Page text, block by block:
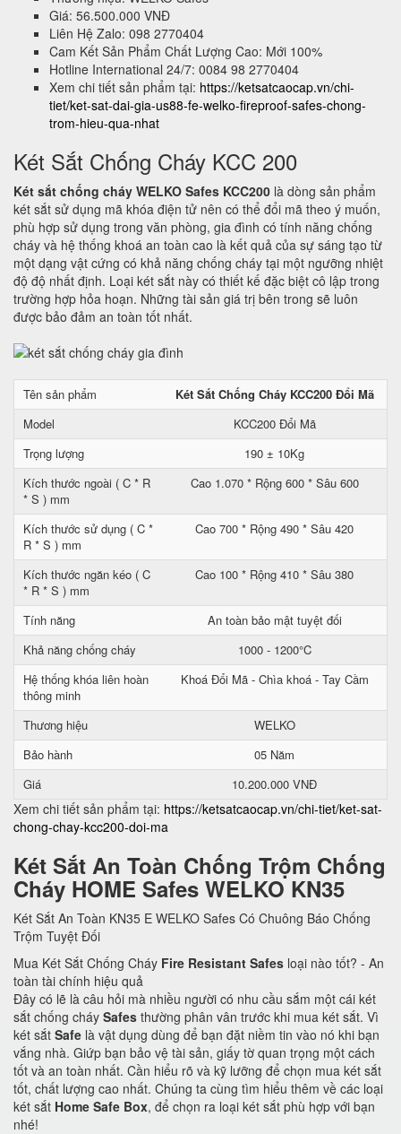
Giá: 56.500.000 VNĐ
Liên Hệ Zalo: 098 2770404
Cam Kết Sản Phẩm Chất Lượng Cao: Mới 100%
Hotline International 24/7: 0084 98 2770404
Xem chi tiết sản phẩm tại: https://ketsatcaocap.vn/chi-
tiet/ket-sat-dai-gia-us88-fe-welko-fireproof-safes-chong-
trom-hieu-qua-nhat
Két Sắt Chống Cháy KCC 200
Két sắt chống cháy WELKO Safes KCC200 là dòng sản phẩm
két sắt sử dụng mã khóa điện tử nên có thể đổi mã theo ý muốn,
phù hợp sử dụng trong văn phòng, gia đình có tính năng chống
cháy và hệ thống khoá an toàn cao là kết quả của sự sáng tạo từ
một dạng vật cứng có khả năng chống cháy tại một ngưỡng nhiệt
độ độ nhất định. Loại két sắt này có thiết kế đặc biệt cô lập trong
trường hợp hỏa hoạn. Những tài sản giá trị bên trong sẽ luôn
được bảo đảm an toàn tốt nhất.
Tên sản phẩm
Két Sắt Chống Cháy KCC200 Đổi Mã
Model
KCC200 Đổi Mã
Trọng lượng
190 ± 10Kg
Kích thước ngoài ( C * R
* S ) mm
Cao 1.070 * Rộng 600 * Sâu 600
Kích thước sử dụng ( C *
R * S ) mm
Cao 700 * Rộng 490 * Sâu 420
Kích thước ngăn kéo ( C
* R * S ) mm
Cao 100 * Rộng 410 * Sâu 380
Tính năng
An toàn bảo mật tuyệt đối
Khả năng chống cháy
1000 - 1200°C
Hệ thống khóa liên hoàn
thông minh
Khoá Đổi Mã - Chìa khoá - Tay Cầm
Thương hiệu
WELKO
Bảo hành
05 Năm
Giá
10.200.000 VNĐ
Xem chi tiết sản phẩm tại: https://ketsatcaocap.vn/chi-tiet/ket-sat-
chong-chay-kcc200-doi-ma
Két Sắt An Toàn Chống Trộm Chống
Cháy HOME Safes WELKO KN35
Két Sắt An Toàn KN35 E WELKO Safes Có Chuông Báo Chống
Trộm Tuyệt Đối
Mua Két Sắt Chống Cháy Fire Resistant Safes loại nào tốt? - An
toàn tài chính hiệu quả
Đây có lẽ là câu hỏi mà nhiều người có nhu cầu sắm một cái két
sắt chống cháy Safes thường phân vân trước khi mua két sắt. Vì
két sắt Safe là vật dụng dùng để bạn đặt niềm tin vào nó khi bạn
vắng nhà. Giứp bạn bảo vệ tài sản, giấy tờ quan trọng một cách
tốt và an toàn nhất. Cần hiểu rõ và kỹ lưỡng để chọn mua két sắt
tốt, chất lượng cao nhất. Chúng ta cùng tìm hiểu thêm về các loại
két sắt Home Safe Box, để chọn ra loại két sắt phù hợp với bạn
nhé!